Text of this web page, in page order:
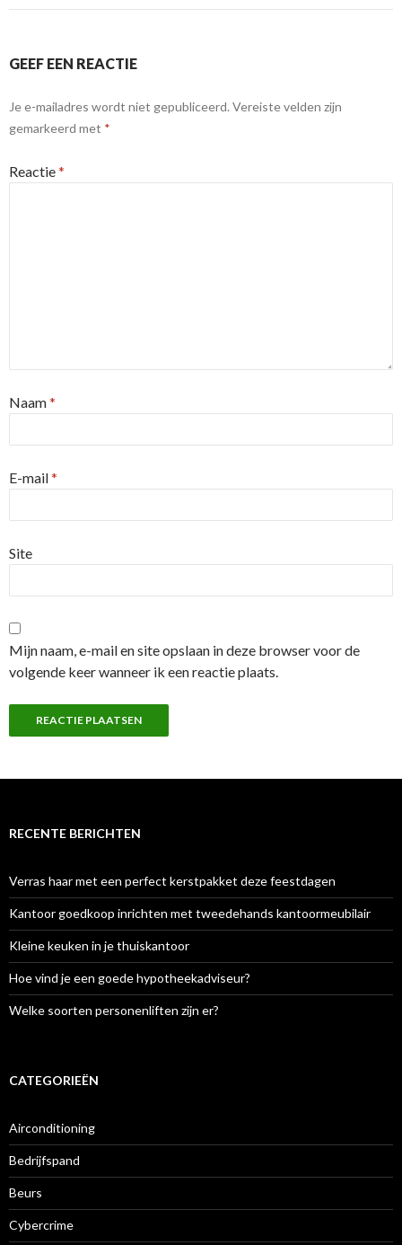
GEEF EEN REACTIE
Je e-mailadres wordt niet gepubliceerd. Vereiste velden zijn
gemarkeerd met *
Reactie*
Naam*
E-mail*
Site
Mijn naam, e-mail en site opslaan in deze browser voor de
volgende keer wanneer ik een reactie plaats.
RECENTE BERICHTEN
Verras haar met een perfect kerstpakket deze feestdagen
Kantoor goedkoop inrichten met tweedehands kantoormeubilair
Kleine keuken in je thuiskantoor
Hoe vind je een goede hypotheekadviseur?
Welke soorten personenliften zijn er?
CATEGORIEËN
Airconditioning
Bedrijfspand
Beurs
Cybercrime